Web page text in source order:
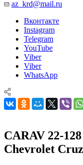
az_krd@mail.ru
Вконтакте
Instagram
Telegram
YouTube
Viber
Viber
WhatsApp
CARAV 22-
Chevrolet